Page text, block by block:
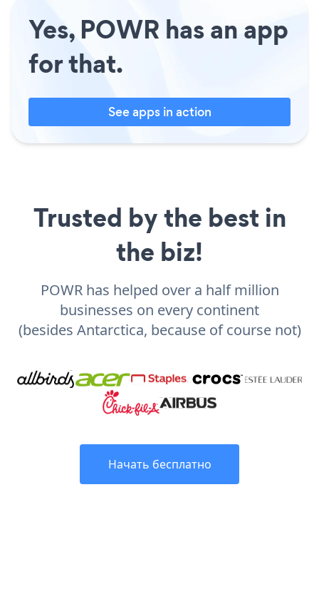
Yes, POWR has an app
for that.
See apps in action
Trusted by the best in
the biz!
POWR has helped over a half million
businesses on every continent
(besides Antarctica, because of course not)
Начать бесплатно